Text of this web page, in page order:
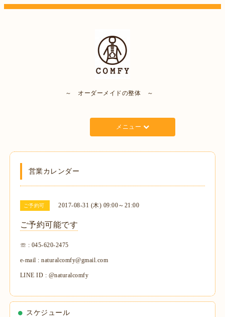
～ オーダーメイドの整体 ～
メニュー
営業カレンダー
ご予約可 2017-08-31 (木) 09:00～21:00
ご予約可能です
☏ : 045-620-2475
e-mail : naturalcomfy@gmail.com
LINE ID : @naturalcomfy
スケジュール